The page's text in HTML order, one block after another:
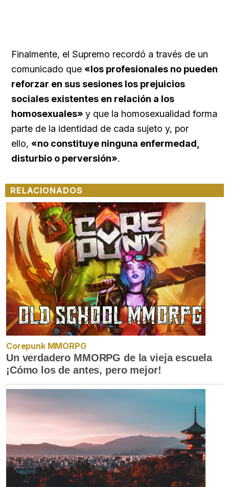
Finalmente, el Supremo recordó a través de un
comunicado que «los profesionales no pueden
reforzar en sus sesiones los prejuicios
sociales existentes en relación a los
homosexuales» y que la homosexualidad forma
parte de la identidad de cada sujeto y, por
ello, «no constituye ninguna enfermedad,
disturbio o perversión».
RELACIONADOS
Corepunk MMORPG
Un verdadero MMORPG de la vieja escuela
¡Cómo los de antes, pero mejor!